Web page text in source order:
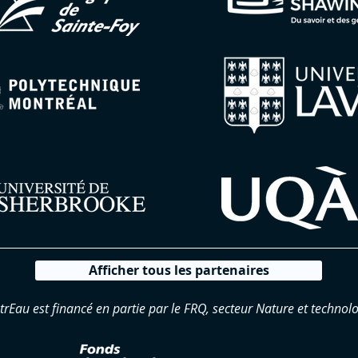
Afficher tous les partenaires
est financé en partie par le FRQ, secteur Nature et